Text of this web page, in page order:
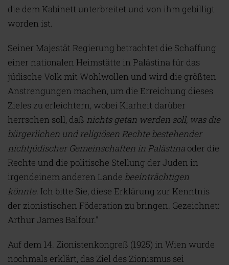
die dem Kabinett unterbreitet und von ihm gebilligt
worden ist.
Seiner Majestät Regierung betrachtet die Schaffung
einer nationalen Heimstätte in Palästina für das
jüdische Volk mit Wohlwollen und wird die größten
Anstrengungen machen, um die Erreichung dieses
Zieles zu erleichtern, wobei Klarheit darüber
herrschen soll, daß nichts getan werden soll, was die
bürgerlichen und religiösen Rechte bestehender
nichtjüdischer Gemeinschaften in Palästina oder die
Rechte und die politische Stellung der Juden in
irgendeinem anderen Lande beeinträchtigen
könnte. Ich bitte Sie, diese Erklärung zur Kenntnis
der zionistischen Föderation zu bringen. Gezeichnet:
Arthur James Balfour."
Auf dem 14. Zionistenkongreß (1925) in Wien wurde
nochmals erklärt, das Ziel des Zionismus sei